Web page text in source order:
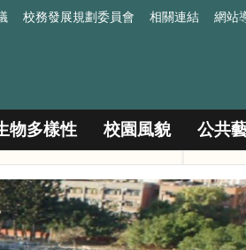
校務發展規劃委員會 相關連結 網站
物多樣性 校園風貌 公共